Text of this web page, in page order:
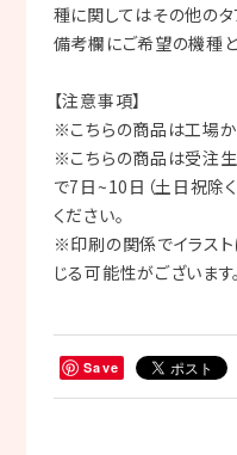
種に関してはその他の
備考欄にご希望の機種と
【注意事項】
※こちらの商品は工場か
※こちらの商品は受注
で7日~10日（土日祝除
ください。
※印刷の関係でイラス
じる可能性がございます
Save